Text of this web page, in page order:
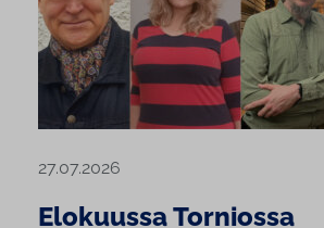
27.07.2026
Elokuussa Torniossa